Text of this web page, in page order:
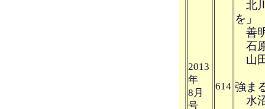
2013
年
8月
号
614
北
を」
善
石
山
強ま
水